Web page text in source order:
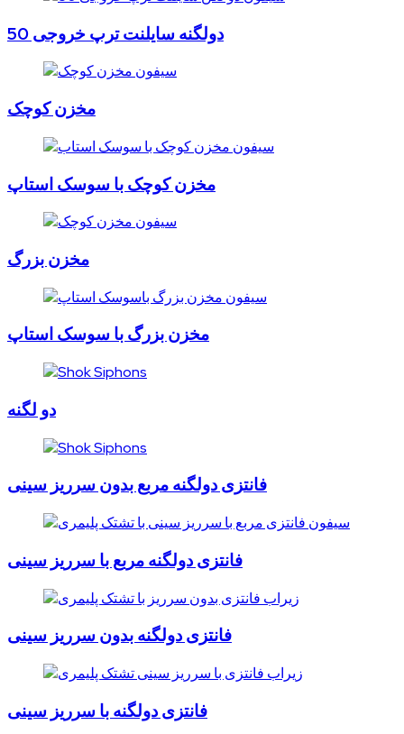
دولگنه سایلنت ترپ خروجی 50
مخزن کوچک
مخزن کوچک با سوسک استاپ
مخزن بزرگ
مخزن بزرگ با سوسک استاپ
دو لگنه
فانتزی دولگنه مربع بدون سرریز سینی
فانتزی دولگنه مربع با سرریز سینی
فانتزی دولگنه بدون سرریز سینی
فانتزی دولگنه با سرریز سینی